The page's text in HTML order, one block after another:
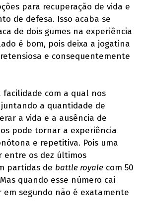
para recuperação de vida e
de defesa. Isso acaba se
de dois gumes na experiência
é bom, pois deixa a jogatina
e consequentemente
facilidade com a qual nos
a quantidade de
a vida e a ausência de
pode tornar a experiência
e repetitiva. Pois uma
entre os dez últimos
partidas de battle royale com 50
quando esse número cai
em segundo não é exatamente